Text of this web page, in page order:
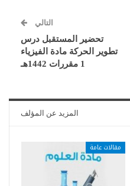
التالي
تحضير المستقبل درس
تطوير الحركة مادة الفيزياء
1 مقررات 1442هـ
المزيد عن المؤلف
مقالات عامة